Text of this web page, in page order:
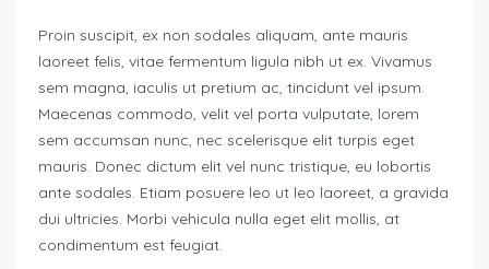
Proin suscipit, ex non sodales aliquam, ante mauris
laoreet felis, vitae fermentum ligula nibh ut ex. Vivamus
sem magna, iaculis ut pretium ac, tincidunt vel ipsum.
Maecenas commodo, velit vel porta vulputate, lorem
sem accumsan nunc, nec scelerisque elit turpis eget
mauris. Donec dictum elit vel nunc tristique, eu lobortis
ante sodales. Etiam posuere leo ut leo laoreet, a gravida
dui ultricies. Morbi vehicula nulla eget elit mollis, at
condimentum est feugiat.